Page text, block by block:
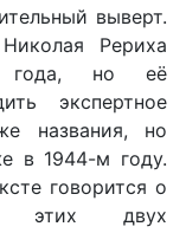
выверт.
Рериха
года, но её
экспертное
названия, но
в 1944-м году.
говорится о
этих двух